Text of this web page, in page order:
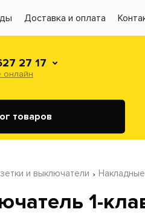
Доставка и оплата
27 17
онлайн
товаров
и выключатели
1-